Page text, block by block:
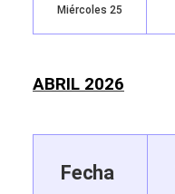
Miércoles 25
ABRIL 2026
Fecha